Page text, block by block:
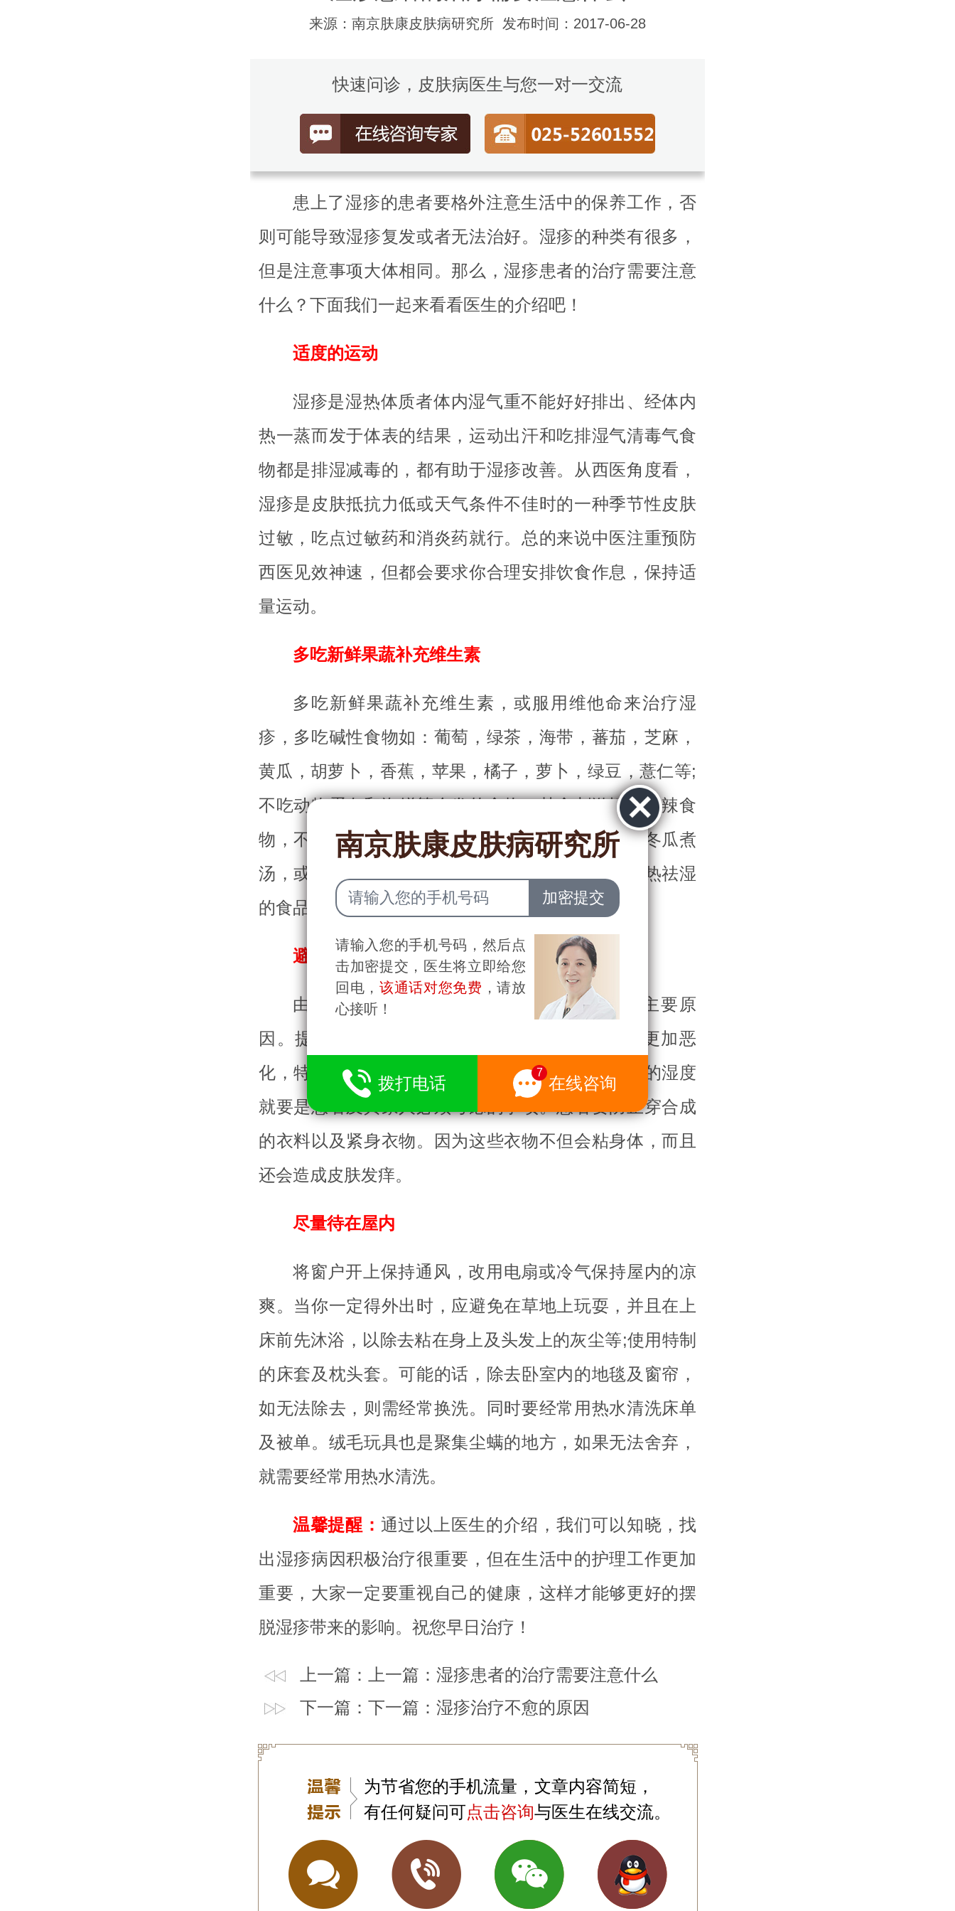
来源：南京肤康皮肤病研究所 发布时间：2017-06-28
快速问诊，皮肤病医生与您一对一交流
患上了湿疹的患者要格外注意生活中的保养工作，否
则可能导致湿疹复发或者无法治好。湿疹的种类有很多，
但是注意事项大体相同。那么，湿疹患者的治疗需要注意
什么？下面我们一起来看看医生的介绍吧！
适度的运动
湿疹是湿热体质者体内湿气重不能好好排出、经体内
热一蒸而发于体表的结果，运动出汗和吃排湿气清毒气食
物都是排湿减毒的，都有助于湿疹改善。从西医角度看，
湿疹是皮肤抵抗力低或天气条件不佳时的一种季节性皮肤
过敏，吃点过敏药和消炎药就行。总的来说中医注重预防
西医见效神速，但都会要求你合理安排饮食作息，保持适
量运动。
多吃新鲜果蔬补充维生素
多吃新鲜果蔬补充维生素，或服用维他命来治疗湿
疹，多吃碱性食物如：葡萄，绿茶，海带，蕃茄，芝麻，
黄瓜，胡萝卜，香蕉，苹果，橘子，萝卜，绿豆，薏仁等;
不吃动物蛋白和海鲜等会发的食物，禁食刺激性的辛辣食
物，不饮酒，保持清淡饮食。可以经常食用薏米和冬瓜煮
汤，或饮用青瓜，苦瓜，丝瓜汤，这些是祛湿或清热祛湿
的食品对湿疹有辅助治疗湿疹的作用。
避免冷热温差大
由于温度快速的变化可能是造成湿疹发生的主要原
因。提防干燥的空气，因为干空气会让湿疹变得更加恶
化，特别是在冬天室内使用暖气的时候，室内空气的湿度
就要是患者及其家人必须考虑的事项。患者要防止穿合成
的衣料以及紧身衣物。因为这些衣物不但会粘身体，而且
还会造成皮肤发痒。
尽量待在屋内
将窗户开上保持通风，改用电扇或冷气保持屋内的凉
爽。当你一定得外出时，应避免在草地上玩耍，并且在上
床前先沐浴，以除去粘在身上及头发上的灰尘等;使用特制
的床套及枕头套。可能的话，除去卧室内的地毯及窗帘，
如无法除去，则需经常换洗。同时要经常用热水清洗床单
及被单。绒毛玩具也是聚集尘螨的地方，如果无法舍弃，
就需要经常用热水清洗。
温馨提醒： 通过以上医生的介绍，我们可以知晓，找
出湿疹病因积极治疗很重要，但在生活中的护理工作更加
重要，大家一定要重视自己的健康，这样才能够更好的摆
脱湿疹带来的影响。祝您早日治疗！
上一篇：上一篇： 湿疹患者的治疗需要注意什么
下一篇：下一篇： 湿疹治疗不愈的原因
为节省您的手机流量，文章内容简短，
有任何疑问可点击咨询与医生在线交流。
南京肤康皮肤病研究所
请输入您的手机号码，然后点
击加密提交，医生将立即给您
回电， 该通话对您免费 ，请放
心接听！
拨打电话
7
在线咨询